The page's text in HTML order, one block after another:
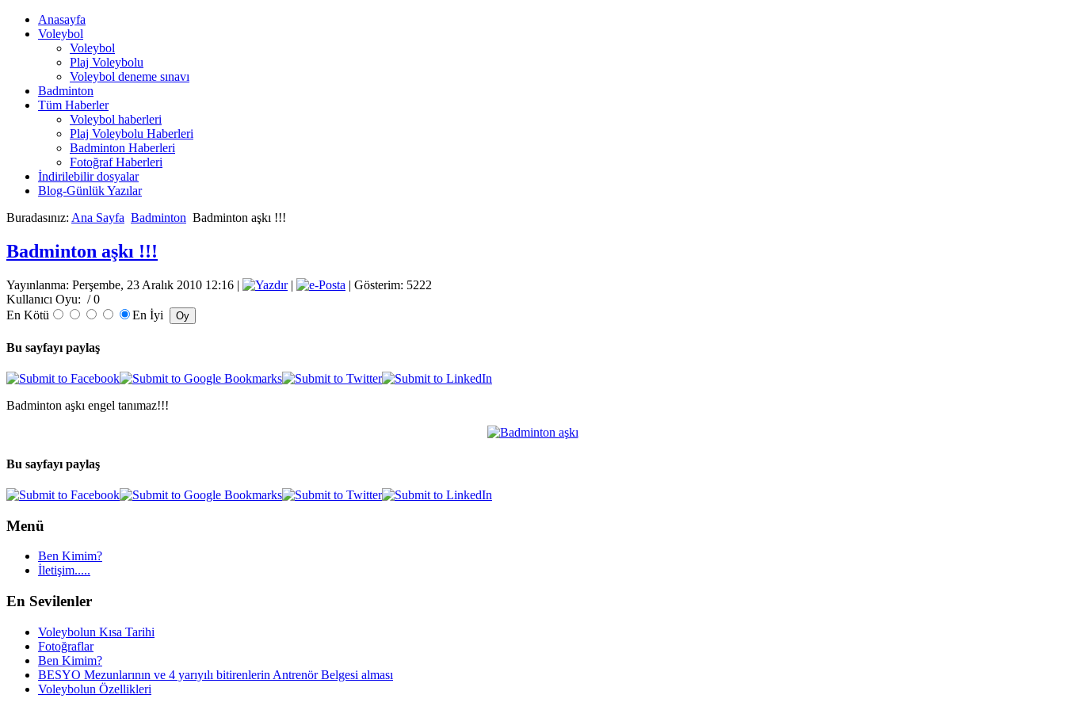
Anasayfa
Voleybol
Voleybol
Plaj Voleybolu
Voleybol deneme sınavı
Badminton
Tüm Haberler
Voleybol haberleri
Plaj Voleybolu Haberleri
Badminton Haberleri
Fotoğraf Haberleri
İndirilebilir dosyalar
Blog-Günlük Yazılar
Buradasınız: Ana Sayfa Badminton Badminton aşkı !!!
Badminton aşkı !!!
Yayınlanma: Perşembe, 23 Aralık 2010 12:16 | |
| Gösterim: 5222
Kullanıcı Oyu: / 0
En Kötü
En İyi
Bu sayfayı paylaş
Badminton aşkı engel tanımaz!!!
Bu sayfayı paylaş
Menü
Ben Kimim?
İletişim.....
En Sevilenler
Voleybolun Kısa Tarihi
Fotoğraflar
Ben Kimim?
BESYO Mezunlarının ve 4 yarıyılı bitirenlerin Antrenör Belgesi alması
Voleybolun Özellikleri